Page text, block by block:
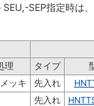
SEP指定時は
理 タイプ
ッキ 先入れ
先入れ